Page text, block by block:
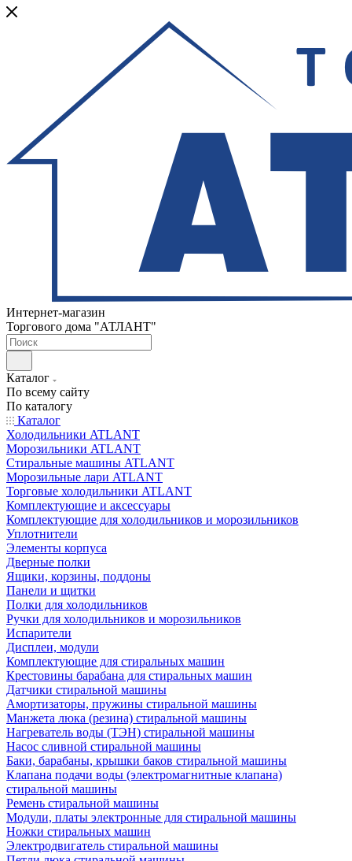
Интернет-магазин
Торгового дома "АТЛАНТ"
Каталог
По всему сайту
По каталогу
Каталог
Холодильники ATLANT
Морозильники ATLANT
Стиральные машины ATLANT
Морозильные лари ATLANT
Торговые холодильники ATLANT
Комплектующие и аксессуары
Комплектующие для холодильников и морозильников
Уплотнители
Элементы корпуса
Дверные полки
Ящики, корзины, поддоны
Панели и щитки
Полки для холодильников
Ручки для холодильников и морозильников
Испарители
Дисплеи, модули
Комплектующие для стиральных машин
Крестовины барабана для стиральных машин
Датчики стиральной машины
Амортизаторы, пружины стиральной машины
Манжета люка (резина) стиральной машины
Нагреватель воды (ТЭН) стиральной машины
Насос сливной стиральной машины
Баки, барабаны, крышки баков стиральной машины
Клапана подачи воды (электромагнитные клапана)
стиральной машины
Ремень стиральной машины
Модули, платы электронные для стиральной машины
Ножки стиральных машин
Электродвигатель стиральной машины